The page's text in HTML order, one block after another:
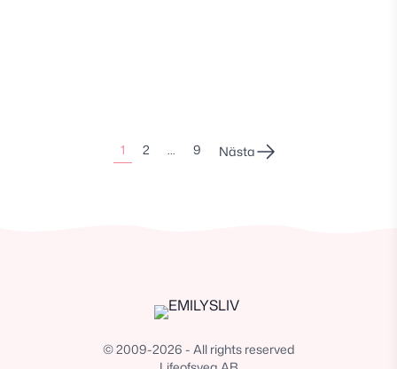
1 2 … 9 Nästa
© 2009-2026 - All rights reserved